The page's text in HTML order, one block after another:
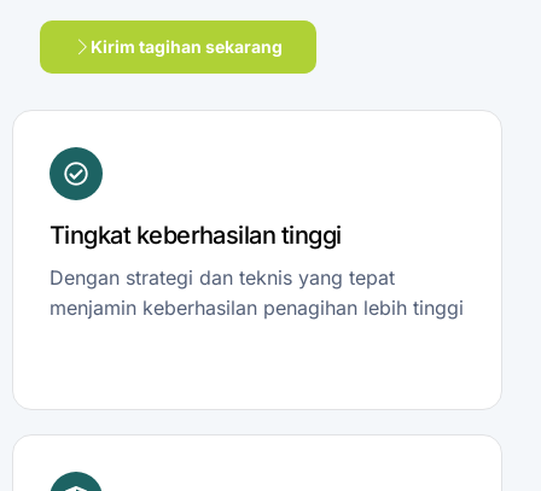
Kirim tagihan sekarang
Tingkat keberhasilan tinggi
Dengan strategi dan teknis yang tepat
menjamin keberhasilan penagihan lebih tinggi